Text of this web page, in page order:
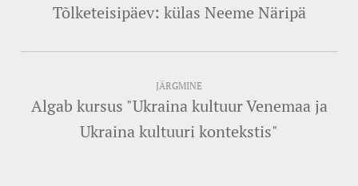
Tõlketeisipäev: külas Neeme Näripä
JÄRGMINE
Algab kursus "Ukraina kultuur Venemaa ja
Ukraina kultuuri kontekstis"